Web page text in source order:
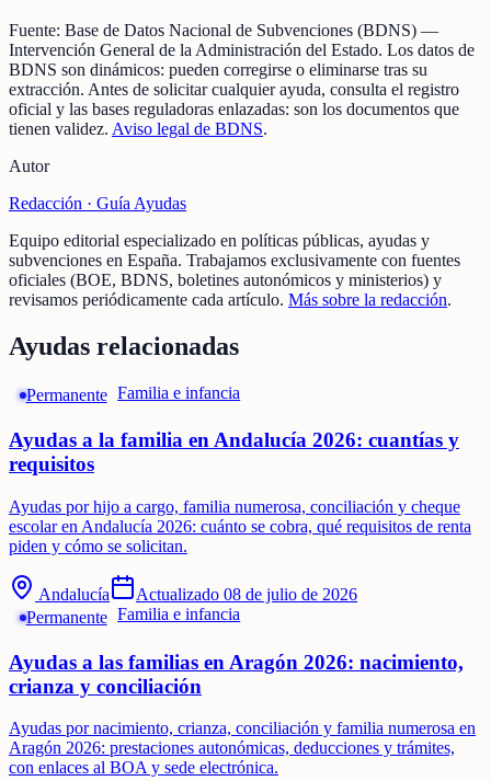
Fuente: Base de Datos Nacional de Subvenciones (BDNS) —
Intervención General de la Administración del Estado. Los datos de
BDNS son dinámicos: pueden corregirse o eliminarse tras su
extracción. Antes de solicitar cualquier ayuda, consulta el registro
oficial y las bases reguladoras enlazadas: son los documentos que
tienen validez. Aviso legal de BDNS.
Autor
Redacción · Guía Ayudas
Equipo editorial especializado en políticas públicas, ayudas y
subvenciones en España. Trabajamos exclusivamente con fuentes
oficiales (BOE, BDNS, boletines autonómicos y ministerios) y
revisamos periódicamente cada artículo. Más sobre la redacción.
Ayudas relacionadas
Permanente Familia e infancia
Ayudas a la familia en Andalucía 2026: cuantías y
requisitos
Ayudas por hijo a cargo, familia numerosa, conciliación y cheque
escolar en Andalucía 2026: cuánto se cobra, qué requisitos de renta
piden y cómo se solicitan.
Andalucía Actualizado 08 de julio de 2026
Permanente Familia e infancia
Ayudas a las familias en Aragón 2026: nacimiento,
crianza y conciliación
Ayudas por nacimiento, crianza, conciliación y familia numerosa en
Aragón 2026: prestaciones autonómicas, deducciones y trámites,
con enlaces al BOA y sede electrónica.